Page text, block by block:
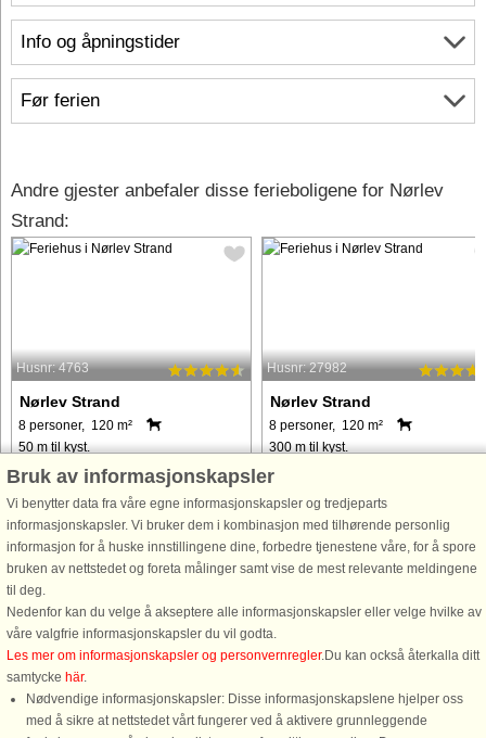
Info og åpningstider
Før ferien
Andre gjester anbefaler disse ferieboligene for Nørlev
Strand:
Husnr: 4763
Nørlev Strand
8 personer, 120 m²
50 m til kyst.
I det eftertragtede sommerhusområde
Nørlev Strand, nord for Skallerup Klit
og Lønstrup, ligger dette fantastiske
sommerhus med spabad og helt unik
og kystnær beliggenhed blot et
stenkast fra stranden og ...
fra 10.031 NOK
Husnr: 27982
Nørlev Strand
8 personer, 120 m²
300 m til kyst.
Velbeliggende swimmingpoolhus
havkig fra grunden. Huset har
badeværelser, senge (heraf to med
elevation) Huset har køkken,
badeværelser, senge (heraf to med
efteråret ...
fra 9.578 NOK
Bruk av informasjonskapsler
Vi benytter data fra våre egne informasjonskapsler og tredjeparts
informasjonskapsler. Vi bruker dem i kombinasjon med tilhørende personlig
informasjon for å huske innstillingene dine, forbedre tjenestene våre, for å spore
bruken av nettstedet og foreta målinger samt vise de mest relevante meldingene
til deg.
Nedenfor kan du velge å akseptere alle informasjonskapsler eller velge hvilke av
våre valgfrie informasjonskapsler du vil godta.
Les mer om informasjonskapsler og personvernregler.Du kan också återkalla ditt
samtycke här.
Nødvendige informasjonskapsler: Disse informasjonskapslene hjelper oss
med å sikre at nettstedet vårt fungerer ved å aktivere grunnleggende